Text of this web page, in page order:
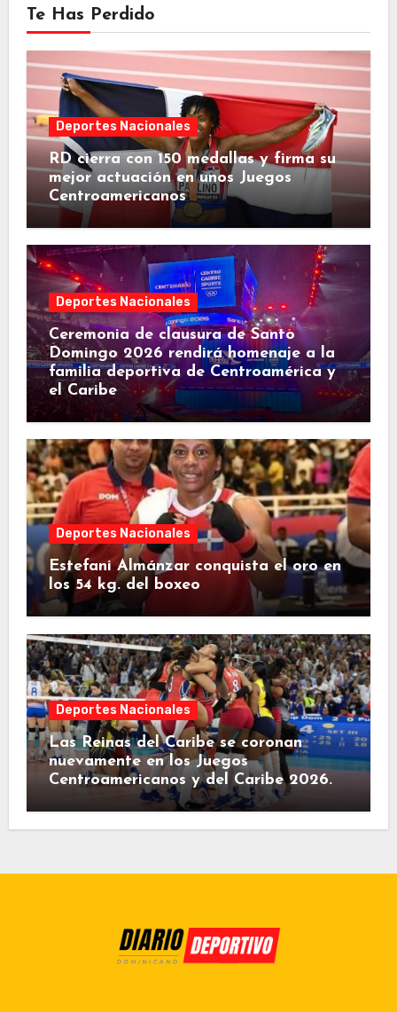
Te Has Perdido
Deportes Nacionales
RD cierra con 150 medallas y firma su
mejor actuación en unos Juegos
Centroamericanos
Deportes Nacionales
Ceremonia de clausura de Santo
Domingo 2026 rendirá homenaje a la
familia deportiva de Centroamérica y
el Caribe
Deportes Nacionales
Estefani Almánzar conquista el oro en
los 54 kg. del boxeo
Deportes Nacionales
Las Reinas del Caribe se coronan
nuevamente en los Juegos
Centroamericanos y del Caribe 2026.